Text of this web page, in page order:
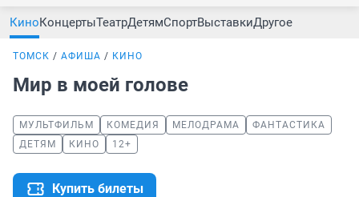
КиноКонцертыТеатрДетямСпортВыставкиДругое
ТОМСК АФИША КИНО
Мир в моей голове
МУЛЬТФИЛЬМ КОМЕДИЯ МЕЛОДРАМА
ФАНТАСТИКА
ДЕТЯМ
КИНО 12+
Купить билеты